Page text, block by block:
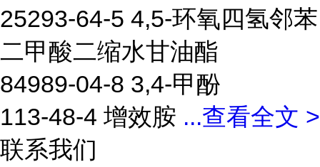
25293-64-5 4,5-环氧四氢邻苯
二甲酸二缩水甘油酯
84989-04-8 3,4-甲酚
113-48-4 增效胺 ...查看全文 >
联系我们